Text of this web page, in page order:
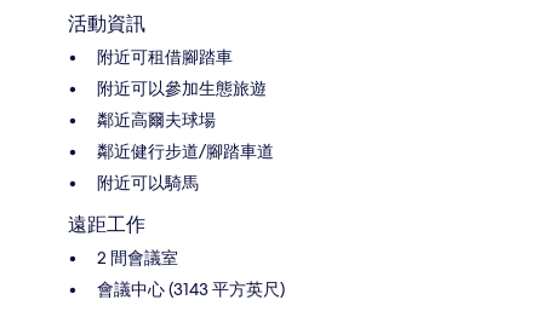
活動資訊
附近可租借腳踏車
附近可以參加生態旅遊
鄰近高爾夫球場
鄰近健行步道/腳踏車道
附近可以騎馬
遠距工作
2 間會議室
會議中心 (3143 平方英尺)